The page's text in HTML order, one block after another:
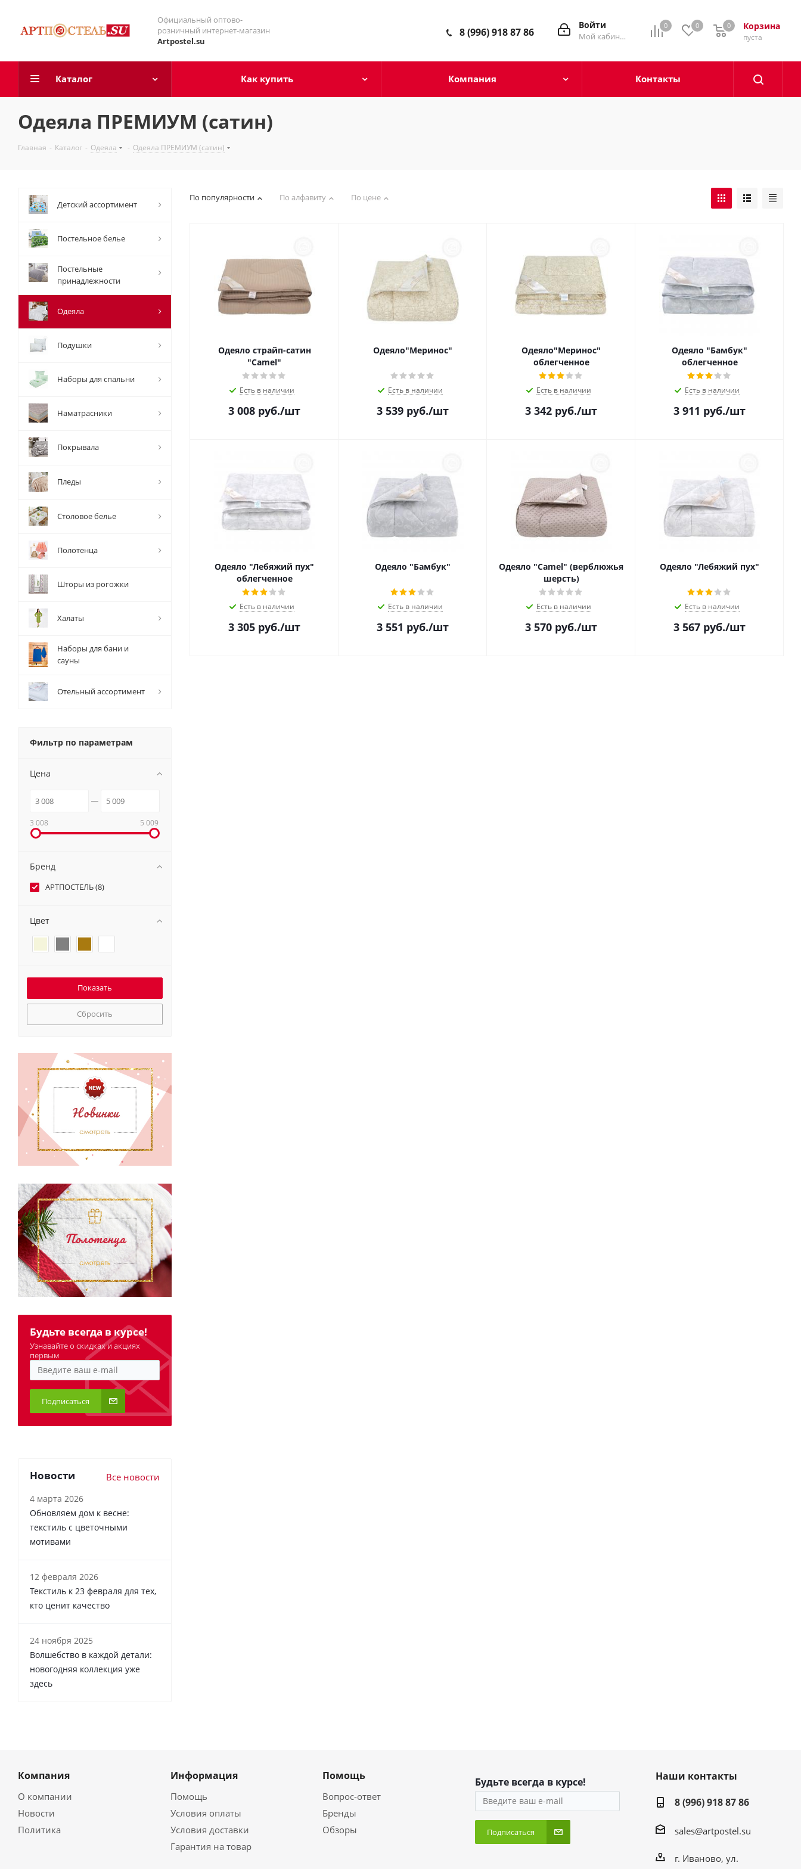
Официальный оптово-
розничный интернет-магазин
Artpostel.su
0 0 Корзина
0
пуста
0
Войти
Мой кабинет
8 (996) 918 87 86
Каталог Как купить Компания Контакты
Одеяла ПРЕМИУМ (сатин)
Главная - Каталог - Одеяла - Одеяла ПРЕМИУМ (сатин)
По популярности По алфавиту По цене
Одеяло страйп-сатин
"Camel"
Есть в наличии
3 008 руб./шт
Одеяло"Меринос"
Есть в наличии
3 539 руб./шт
Одеяло"Меринос"
облегченное
Есть в наличии
3 342 руб./шт
Одеяло "Бамбук"
облегченное
Есть в наличии
3 911 руб./шт
Одеяло "Лебяжий пух"
облегченное
Есть в наличии
3 305 руб./шт
Одеяло "Бамбук"
Есть в наличии
3 551 руб./шт
Одеяло "Camel" (верблюжья
шерсть)
Есть в наличии
3 570 руб./шт
Одеяло "Лебяжий пух"
Есть в наличии
3 567 руб./шт
Детский ассортимент
Постельное белье
Постельные
принадлежности
Одеяла
Подушки
Наборы для спальни
Наматрасники
Покрывала
Пледы
Столовое белье
Полотенца
Шторы из рогожки
Халаты
Наборы для бани и
сауны
Отельный ассортимент
Фильтр по параметрам
Цена
3 008 5 009
Бренд
АРТПОСТЕЛЬ (8)
Цвет
Сбросить
Будьте всегда в курсе!
Узнавайте о скидках и акциях
первым
Подписаться
Новости Все новости
4 марта 2026
Обновляем дом к весне:
текстиль с цветочными
мотивами
12 февраля 2026
Текстиль к 23 февраля для тех,
кто ценит качество
24 ноября 2025
Волшебство в каждой детали:
новогодняя коллекция уже
здесь
Компания
О компании
Новости
Политика
Информация
Помощь
Условия оплаты
Условия доставки
Гарантия на товар
Помощь
Вопрос-ответ
Бренды
Обзоры
Будьте всегда в курсе!
Подписаться
Наши контакты
8 (996) 918 87 86
sales@artpostel.su
г. Иваново, ул.